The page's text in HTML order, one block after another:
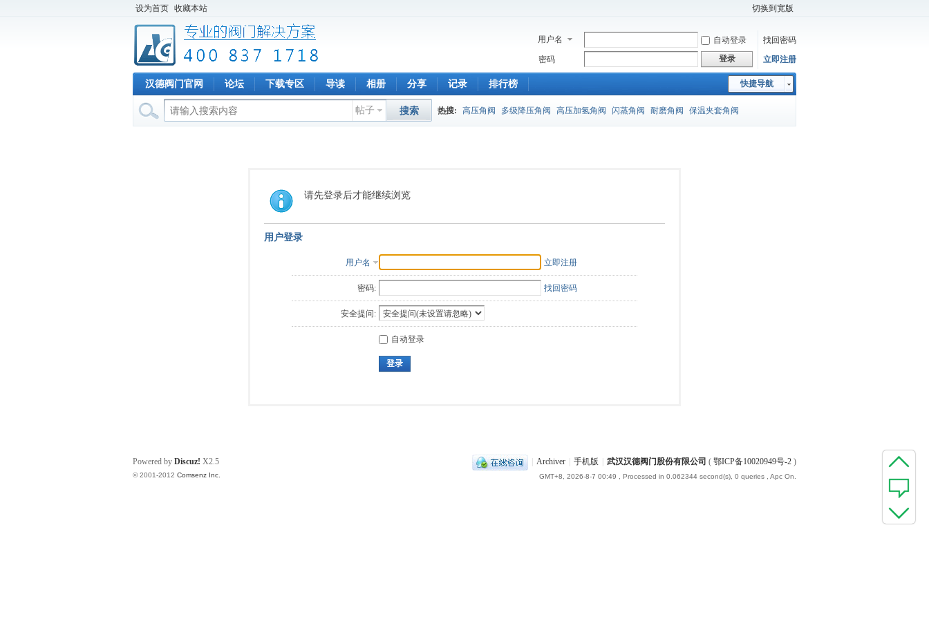
设为首页 收藏本站 切换到宽版
用户名 自动登录
找回密码
密码
登录 立即注册
快捷导航
汉德阀门官网 论坛 下载专区 导读 相册 分享 记录 排行榜
帖子 搜索 热搜: 高压角阀 多级降压角阀 高压加氢角阀 闪蒸角阀 耐磨角阀 保温夹套角阀
请先登录后才能继续浏览
用户登录
用户名 立即注册
密码: 找回密码
安全提问:
自动登录
登录
Archiver 手机版 武汉汉德阀门股份有限公司 ( 鄂ICP备10020949号-2 )
GMT+8, 2026-8-7 00:49 , Processed in 0.062344 second(s), 0 queries , Apc On.
Powered by Discuz! X2.5
© 2001-2012 Comsenz Inc.